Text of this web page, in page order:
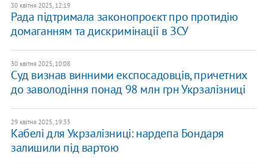
30 квітня 2025, 12:19
Рада підтримала законопроєкт про протидію
домаганням та дискримінації в ЗСУ
30 квітня 2025, 10:08
Суд визнав винними експосадовців, причетних
до заволодіння понад 98 млн грн Укрзалізниці
29 квітня 2025, 19:33
Кабелі для Укрзалізниці: нардепа Бондаря
залишили під вартою